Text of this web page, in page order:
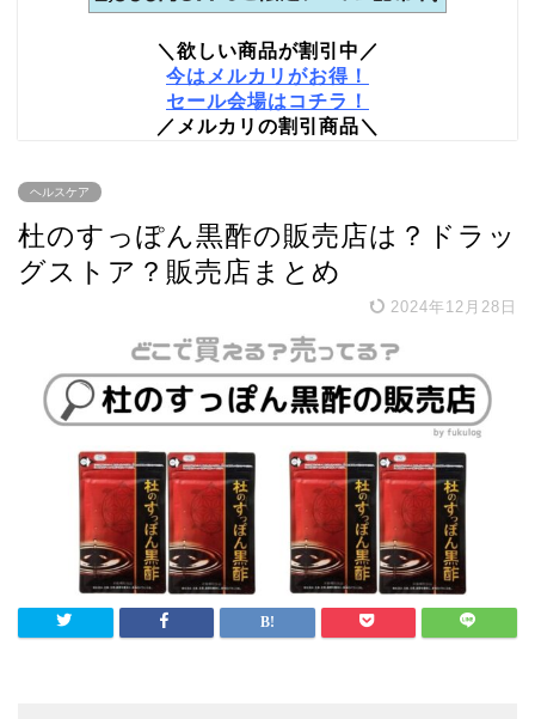
＼欲しい商品が割引中／
今はメルカリがお得！
セール会場はコチラ！
／メルカリの割引商品＼
ヘルスケア
杜のすっぽん黒酢の販売店は？ドラッ
グストア？販売店まとめ
2024年12月28日